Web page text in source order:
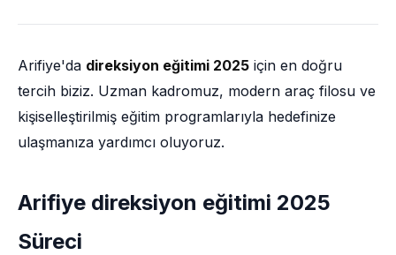
Arifiye'da direksiyon eğitimi 2025 için en doğru
tercih biziz. Uzman kadromuz, modern araç filosu ve
kişiselleştirilmiş eğitim programlarıyla hedefinize
ulaşmanıza yardımcı oluyoruz.
Arifiye direksiyon eğitimi 2025
Süreci